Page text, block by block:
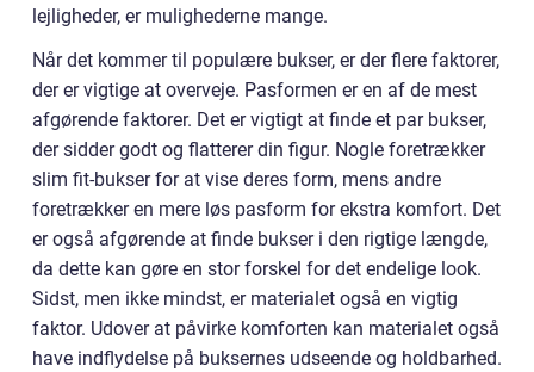
lejligheder, er mulighederne mange.
Når det kommer til populære bukser, er der flere faktorer,
der er vigtige at overveje. Pasformen er en af de mest
afgørende faktorer. Det er vigtigt at finde et par bukser,
der sidder godt og flatterer din figur. Nogle foretrækker
slim fit-bukser for at vise deres form, mens andre
foretrækker en mere løs pasform for ekstra komfort. Det
er også afgørende at finde bukser i den rigtige længde,
da dette kan gøre en stor forskel for det endelige look.
Sidst, men ikke mindst, er materialet også en vigtig
faktor. Udover at påvirke komforten kan materialet også
have indflydelse på buksernes udseende og holdbarhed.